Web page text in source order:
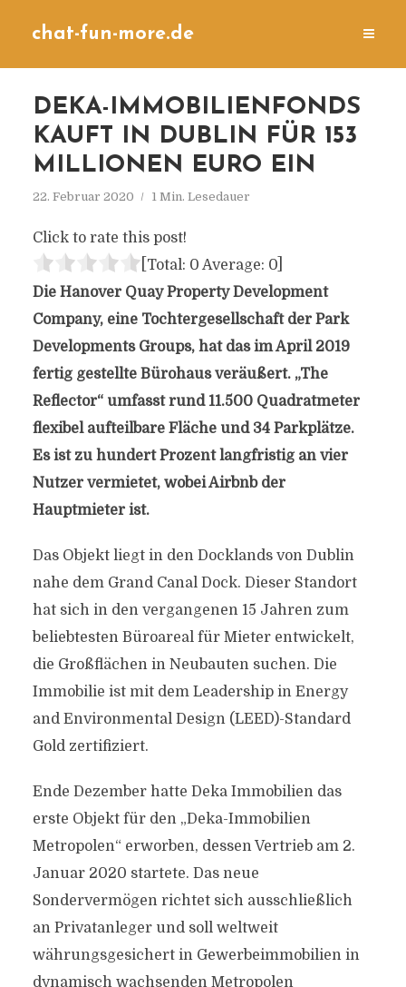
chat-fun-more.de
DEKA-IMMOBILIENFONDS
KAUFT IN DUBLIN FÜR 153
MILLIONEN EURO EIN
22. Februar 2020 1 Min. Lesedauer
Click to rate this post!
[Total: 0 Average: 0]
Die Hanover Quay Property Development
Company, eine Tochtergesellschaft der Park
Developments Groups, hat das im April 2019
fertig gestellte Bürohaus veräußert. „The
Reflector“ umfasst rund 11.500 Quadratmeter
flexibel aufteilbare Fläche und 34 Parkplätze.
Es ist zu hundert Prozent langfristig an vier
Nutzer vermietet, wobei Airbnb der
Hauptmieter ist.
Das Objekt liegt in den Docklands von Dublin
nahe dem Grand Canal Dock. Dieser Standort
hat sich in den vergangenen 15 Jahren zum
beliebtesten Büroareal für Mieter entwickelt,
die Großflächen in Neubauten suchen. Die
Immobilie ist mit dem Leadership in Energy
and Environmental Design (LEED)-Standard
Gold zertifiziert.
Ende Dezember hatte Deka Immobilien das
erste Objekt für den „Deka-Immobilien
Metropolen“ erworben, dessen Vertrieb am 2.
Januar 2020 startete. Das neue
Sondervermögen richtet sich ausschließlich
an Privatanleger und soll weltweit
währungsgesichert in Gewerbeimmobilien in
dynamisch wachsenden Metropolen